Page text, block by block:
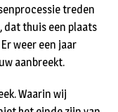
treden
dat thuis een plaats
weer een jaar
aanbreekt.
Waarin wij